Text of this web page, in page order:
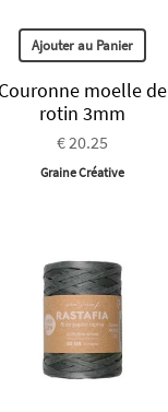
Ajouter au Panier
Couronne moelle de
rotin 3mm
€ 20.25
Graine Créative